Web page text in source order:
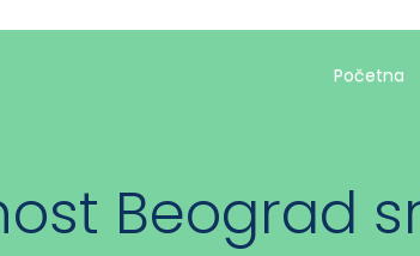
Početna
Beograd